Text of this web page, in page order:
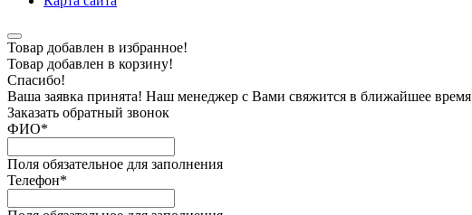
Товар добавлен в избранное!
Товар добавлен в корзину!
Спасибо!
Ваша заявка принята! Наш менеджер с Вами свяжится в ближайшее время
Заказать обратный звонок
ФИО*
Поля обязательное для заполнения
Телефон*